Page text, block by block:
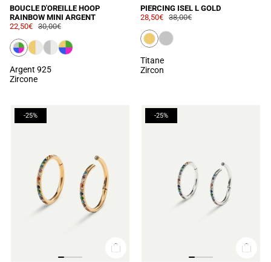
BOUCLE D'OREILLE HOOP
RAINBOW MINI ARGENT
22,50€ 30,00€
Argent 925
Zircone
PIERCING ISEL L GOLD
28,50€ 38,00€
Titane
Zircon
-25% -25%